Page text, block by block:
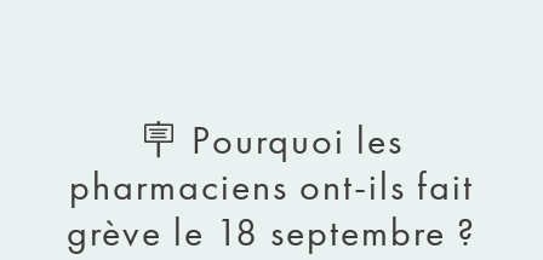
​🪧​ Pourquoi les
pharmaciens ont-ils fait
grève le 18 septembre ?